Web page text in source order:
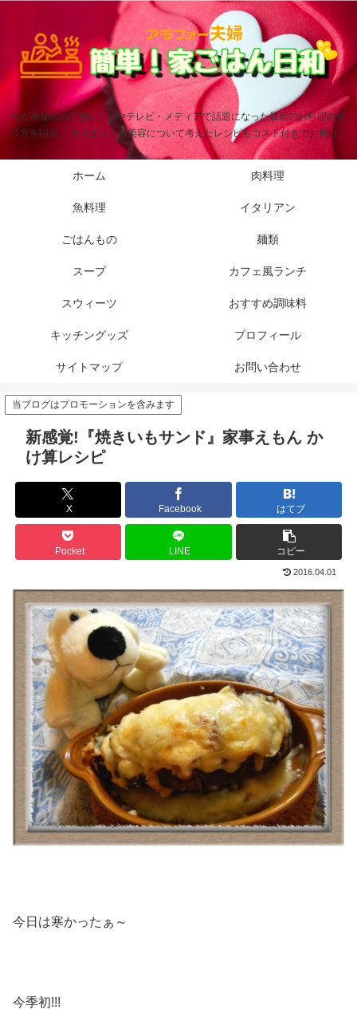
わが家秘伝の洋食レシピやテレビ・メディアで話題になった最新のお料理の作
り方を紹介。 ダイエットや美容について考えたレシピもコスト付きでお届け！
ホーム 肉料理
魚料理 イタリアン
ごはんもの 麺類
スープ カフェ風ランチ
スウィーツ おすすめ調味料
キッチングッズ プロフィール
サイトマップ お問い合わせ
当ブログはプロモーションを含みます
新感覚!『焼きいもサンド』家事えもん か
け算レシピ
X Facebook はてブ
Pocket LINE コピー
2016.04.01
今日は寒かったぁ～
今季初!!!